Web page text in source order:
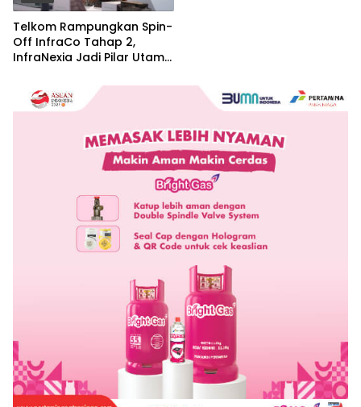
Telkom Rampungkan Spin-
Off InfraCo Tahap 2,
InfraNexia Jadi Pilar Utama
Connectivity